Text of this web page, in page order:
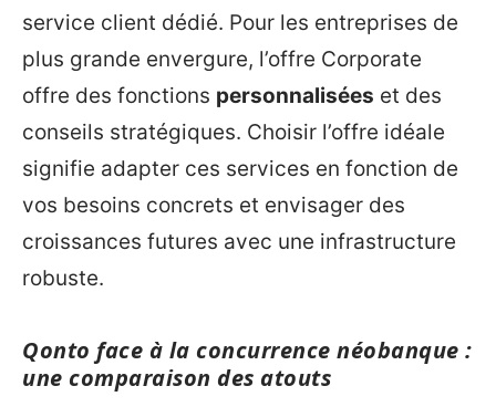
service client dédié. Pour les entreprises de
plus grande envergure, l’offre Corporate
offre des fonctions personnalisées et des
conseils stratégiques. Choisir l’offre idéale
signifie adapter ces services en fonction de
vos besoins concrets et envisager des
croissances futures avec une infrastructure
robuste.
Qonto face à la concurrence néobanque :
une comparaison des atouts